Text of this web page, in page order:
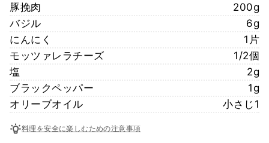
豚挽肉
200g
バジル
6g
にんにく
1片
モッツァレラチーズ
1/2個
塩
2g
ブラックペッパー
1g
オリーブオイル
小さじ1
料理を安全に楽しむための注意事項